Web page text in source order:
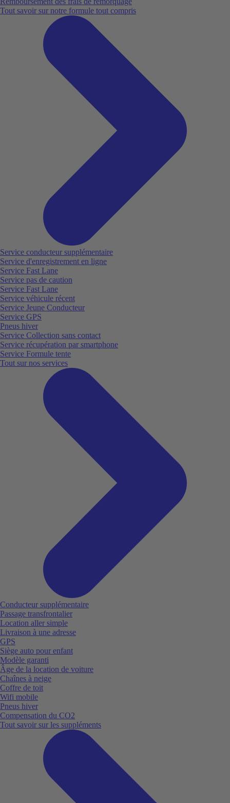
Tout savoir sur notre formule tout compris
Service conducteur supplémentaire
Service d'enregistrement en ligne
Service Fast Lane
Service pas de caution
Service Fast Lane
Service véhicule récent
Service Jeune Conducteur
Service GPS
Pneus hiver
Service Collection sans contact
Service récupération par smartphone
Service Formule tente
Tout sur nos services
Conducteur supplémentaire
Passage transfrontalier
Location aller simple
Livraison à une adresse
GPS
Siège auto pour enfant
Modèle garanti
Âge de la location de voiture
Chaînes à neige
Coffre de toit
Wifi mobile
Pneus hiver
Compensation du CO2
Tout savoir sur les suppléments